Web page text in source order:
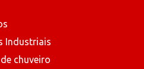
Industriais
chuveiro